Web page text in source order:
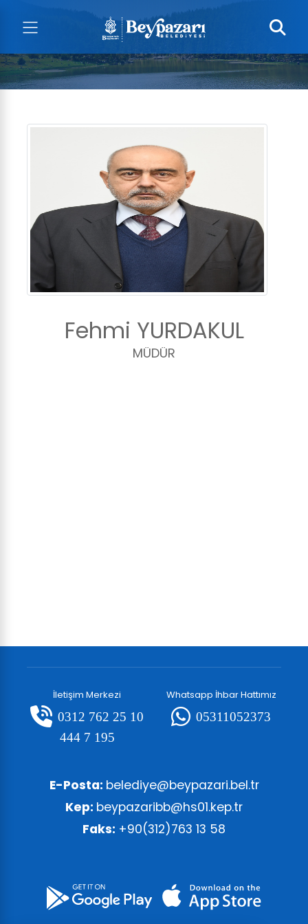
Fehmi YURDAKUL
MÜDÜR
İletişim Merkezi
0312 762 25 10
444 7 195
Whatsapp İhbar Hattımız
05311052373
E-Posta: belediye@beypazari.bel.tr
Kep: beypazaribb@hs01.kep.tr
Faks: +90(312)763 13 58